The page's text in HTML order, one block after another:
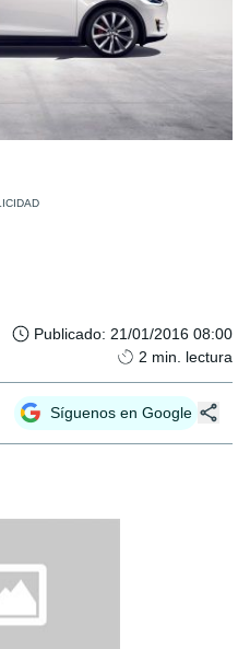
Publicado: 21/01/2016 08:00
2 min. lectura
Síguenos en Google